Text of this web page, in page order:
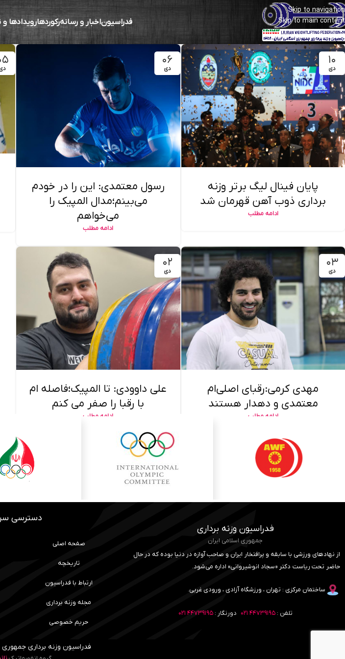
Skip to navigation
Skip to main content
فدراسیوناخبار و رسانهرکوردهارویدادها و
۱۰
دی
پایان فینال لیگ برتر وزنه
برداری ذوب آهن قهرمان شد
ادامه مطلب
۰۶
دی
رسول معتمدی: این را در خودم
می‌بینم؛مدال المپیک را
می‌خواهم
ادامه مطلب
۰۳
دی
مهدی کرمی:رقبای اصلی‌ام
معتمدی و دهدار هستند
ادامه مطلب
۰۲
دی
علی داوودی: تا المپیک؛فاصله ام
با رقبا را صفر می کنم
ادامه مطلب
فدراسیون وزنه برداری
جمهوری اسلامی ایران
از نهادهای ورزشی با سابقه و پرافتخار ایران و صاحب آوازه در دنیا بوده که در حال
حاضر تحت ریاست دکتر «سجاد انوشیروانی» اداره می‌شود.
ساختمان مرکزی : تهران ، ورزشگاه آزادی ، ورودی غربی.
تلفن :۴۴۷۳۹۱۹۵ ۰۲۱ دورنگار :۴۴۷۳۹۱۹۵ ۰۲۱
دسترسی
صفحه اصلی
تاریخچه
ارتباط با فدراسیون
مجله وزنه برداری
حریم خصوصی
فدراسیون وزنه برداری جمهوری